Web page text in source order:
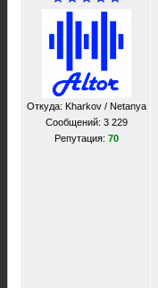
Откуда: Kharkov / Netanya
Сообщений: 3 229
Репутация: 70